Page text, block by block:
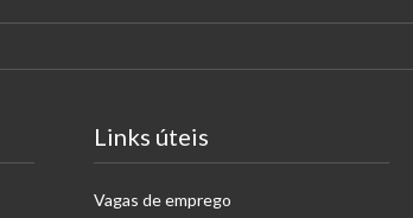
Links úteis
Vagas de emprego